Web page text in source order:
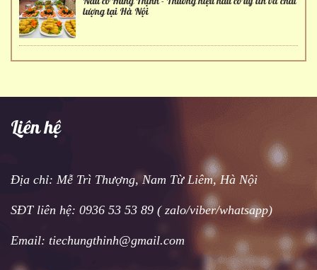
lượng tại Hà Nội
Liên hệ
Địa chỉ: Mễ Trì Thượng, Nam Từ Liêm, Hà Nội
SĐT liên hệ: 0936 53 53 89 ( zalo/viber/whatsapp)
Email: tiechungthinh@gmail.com